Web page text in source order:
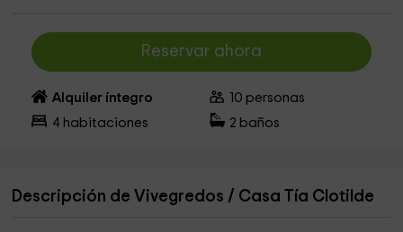
Reservar ahora
Alquiler íntegro 10 personas
4 habitaciones 2 baños
Descripción de Vivegredos / Casa Tía Clotilde